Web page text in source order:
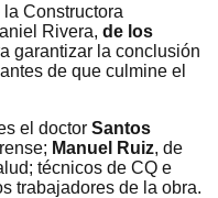
la Constructora
Rivera, de los
garantizar la conclusión
de que culmine el
el doctor Santos
Manuel Ruiz, de
técnicos de CQ e
trabajadores de la obra.